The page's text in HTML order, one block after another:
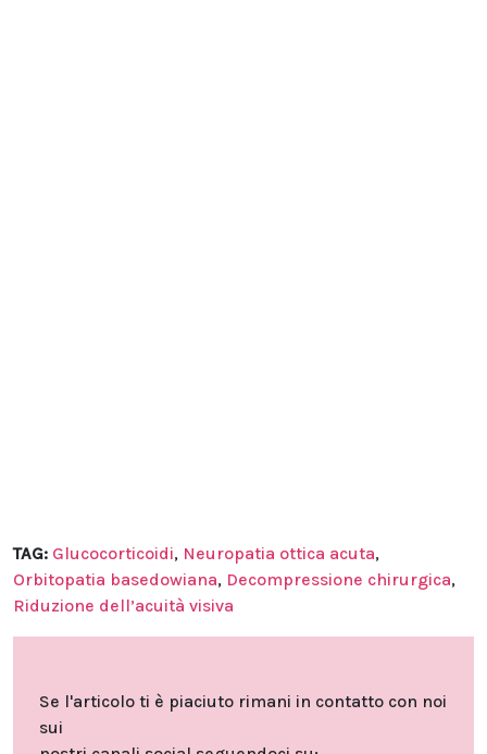
TAG: Glucocorticoidi, Neuropatia ottica acuta,
Orbitopatia basedowiana, Decompressione chirurgica,
Riduzione dell’acuità visiva
Se l'articolo ti è piaciuto rimani in contatto con noi
sui